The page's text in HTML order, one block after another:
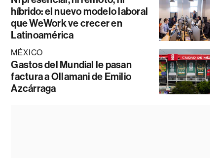
híbrido: el nuevo modelo laboral
que WeWork ve crecer en
Latinoamérica
MÉXICO
Gastos del Mundial le pasan
factura a Ollamani de Emilio
Azcárraga